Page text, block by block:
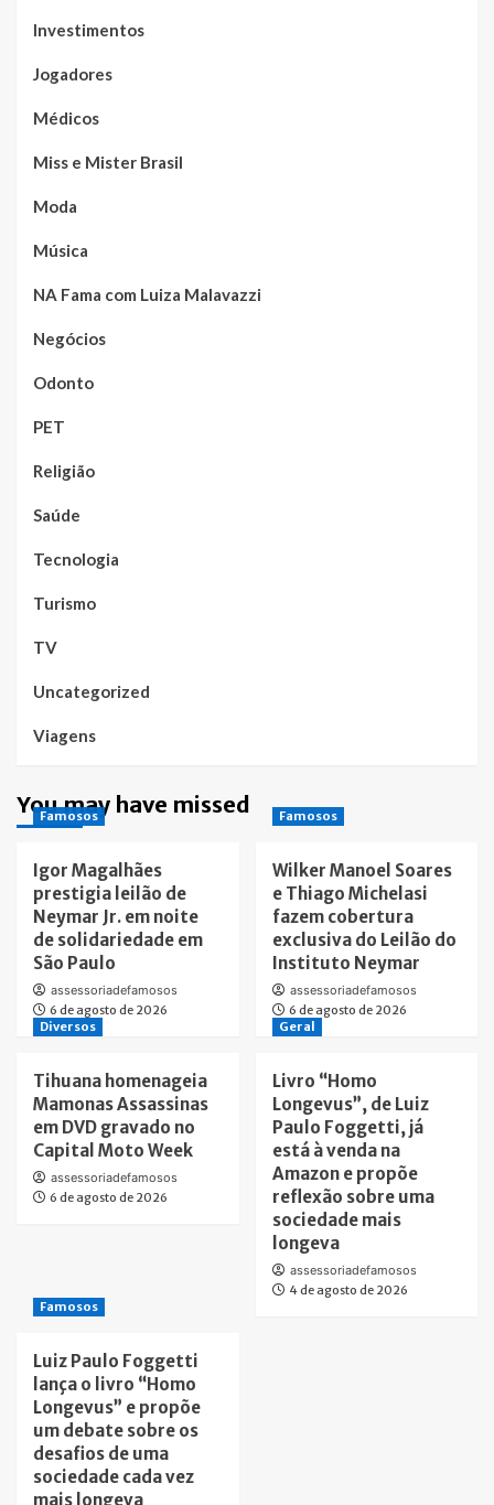
Investimentos
Jogadores
Médicos
Miss e Mister Brasil
Moda
Música
NA Fama com Luiza Malavazzi
Negócios
Odonto
PET
Religião
Saúde
Tecnologia
Turismo
TV
Uncategorized
Viagens
You may have missed
Famosos
Igor Magalhães
prestigia leilão de
Neymar Jr. em noite
de solidariedade em
São Paulo
assessoriadefamosos
6 de agosto de 2026
Famosos
Wilker Manoel Soares
e Thiago Michelasi
fazem cobertura
exclusiva do Leilão do
Instituto Neymar
assessoriadefamosos
6 de agosto de 2026
Diversos
Tihuana homenageia
Mamonas Assassinas
em DVD gravado no
Capital Moto Week
assessoriadefamosos
6 de agosto de 2026
Geral
Livro “Homo
Longevus”, de Luiz
Paulo Foggetti, já
está à venda na
Amazon e propõe
reflexão sobre uma
sociedade mais
longeva
assessoriadefamosos
4 de agosto de 2026
Famosos
Luiz Paulo Foggetti
lança o livro “Homo
Longevus” e propõe
um debate sobre os
desafios de uma
sociedade cada vez
mais longeva